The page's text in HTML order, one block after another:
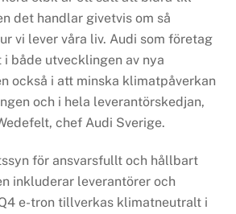
det handlar givetvis om så
vi lever våra liv. Audi som företag
i både utvecklingen av nya
också i att minska klimatpåverkan
och i hela leverantörskedjan,
chef Audi Sverige.
för ansvarsfullt och hållbart
inkluderar leverantörer och
e-tron tillverkas klimatneutralt i